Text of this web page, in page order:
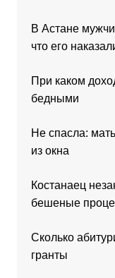
В Астане
что его
При каком
бедными
Не спасла:
из окна
Костанаец
бешеные
Сколько
гранты